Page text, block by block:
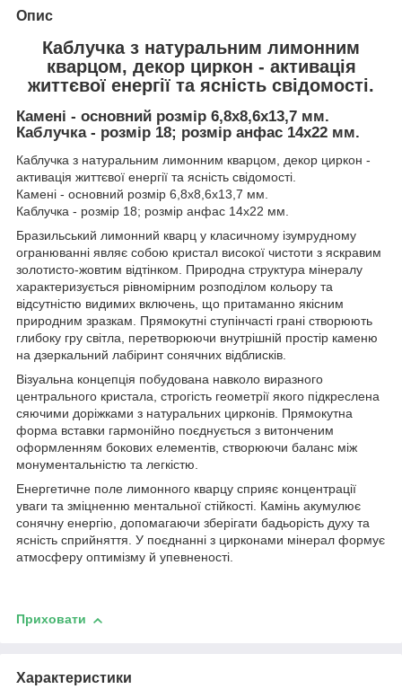
Опис
Каблучка з натуральним лимонним
кварцом, декор циркон - активація
життєвої енергії та ясність свідомості.
Камені - основний розмір 6,8х8,6х13,7 мм.
Каблучка - розмір 18; розмір анфас 14х22 мм.
Каблучка з натуральним лимонним кварцом, декор циркон -
активація життєвої енергії та ясність свідомості.
Камені - основний розмір 6,8х8,6х13,7 мм.
Каблучка - розмір 18; розмір анфас 14х22 мм.
Бразильський лимонний кварц у класичному ізумрудному
огранюванні являє собою кристал високої чистоти з яскравим
золотисто-жовтим відтінком. Природна структура мінералу
характеризується рівномірним розподілом кольору та
відсутністю видимих включень, що притаманно якісним
природним зразкам. Прямокутні ступінчасті грані створюють
глибоку гру світла, перетворюючи внутрішній простір каменю
на дзеркальний лабіринт сонячних відблисків.
Візуальна концепція побудована навколо виразного
центрального кристала, строгість геометрії якого підкреслена
сяючими доріжками з натуральних цирконів. Прямокутна
форма вставки гармонійно поєднується з витонченим
оформленням бокових елементів, створюючи баланс між
монументальністю та легкістю.
Енергетичне поле лимонного кварцу сприяє концентрації
уваги та зміцненню ментальної стійкості. Камінь акумулює
сонячну енергію, допомагаючи зберігати бадьорість духу та
ясність сприйняття. У поєднанні з цирконами мінерал формує
атмосферу оптимізму й упевненості.
Приховати
Характеристики